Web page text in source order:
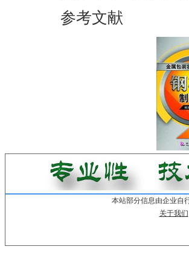
参考文献
本站部分信息由企业自
关于我们